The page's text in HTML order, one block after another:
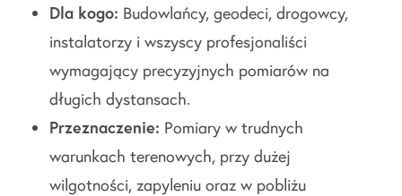
Dla kogo: Budowlańcy, geodeci, drogowcy,
instalatorzy i wszyscy profesjonaliści
wymagający precyzyjnych pomiarów na
długich dystansach.
Przeznaczenie: Pomiary w trudnych
warunkach terenowych, przy dużej
wilgotności, zapyleniu oraz w pobliżu